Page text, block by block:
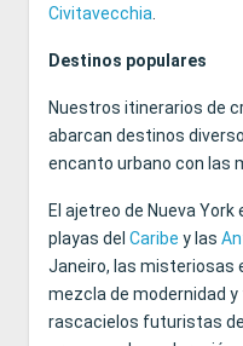
Civitavecchia.
Destinos populares
Nuestros itinerarios de
abarcan destinos
encanto urbano con las
El ajetreo de Nueva York
playas del Caribe y las
Janeiro, las misteriosas
mezcla de modernidad y
rascacielos futuristas de